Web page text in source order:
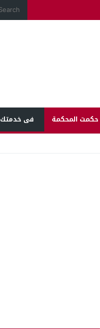
حكمت المحكمة فى خدمتك